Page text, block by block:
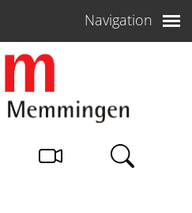
Navigation